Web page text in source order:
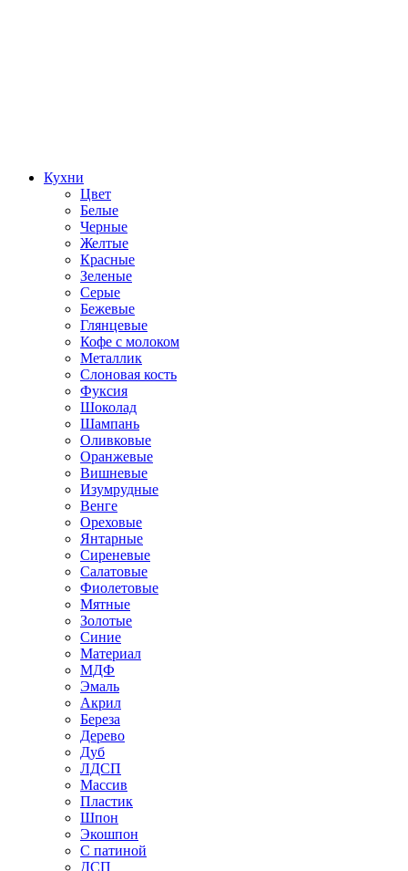
Кухни
Цвет
Белые
Черные
Желтые
Красные
Зеленые
Серые
Бежевые
Глянцевые
Кофе с молоком
Металлик
Слоновая кость
Фуксия
Шоколад
Шампань
Оливковые
Оранжевые
Вишневые
Изумрудные
Венге
Ореховые
Янтарные
Сиреневые
Салатовые
Фиолетовые
Мятные
Золотые
Синие
Материал
МДФ
Эмаль
Акрил
Береза
Дерево
Дуб
ЛДСП
Массив
Пластик
Шпон
Экошпон
С патиной
ДСП